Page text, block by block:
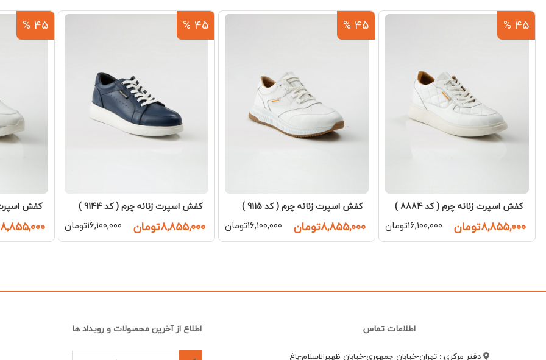
45 %
کفش اسپرت زنانه چرم ( کد 8884 )
۸,۸۵۵,۰۰۰تومان ۱۶,۱۰۰,۰۰۰تومان
45 %
کفش اسپرت زنانه چرم ( کد 9115 )
۸,۸۵۵,۰۰۰تومان ۱۶,۱۰۰,۰۰۰تومان
45 %
کفش اسپرت زنانه چرم ( کد 9144 )
۸,۸۵۵,۰۰۰تومان ۱۶,۱۰۰,۰۰۰تومان
45 %
کفش اسپرت
۸,۸۵۵,۰۰۰تومان
اطلاعات تماس
دفتر مرکزی : تهران-خیابان جمهوری-خیابان ظهیرالاسلام-باغ
اطلاع از آخرین محصولات و رویداد ها